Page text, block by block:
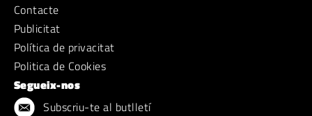
Contacte
Publicitat
Política de privacitat
Politica de Cookies
Segueix-nos
Subscriu-te al butlletí